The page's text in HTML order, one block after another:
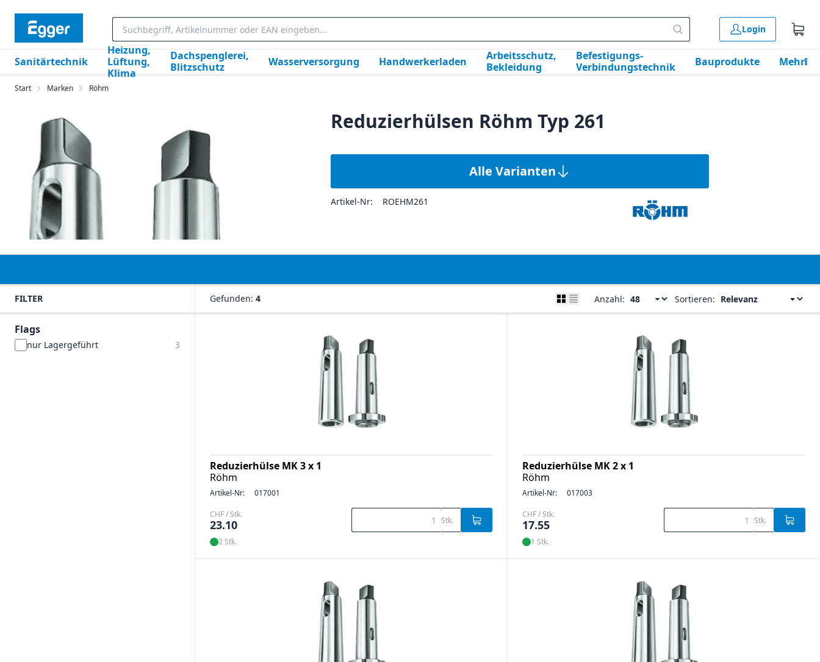
Login
Sanitärtechnik
Heizung,
Lüftung,
Klima
Dachspenglerei,
Blitzschutz
Wasserversorgung Handwerkerladen
Arbeitsschutz,
Bekleidung
Befestigungs-
Verbindungstechnik
Bauprodukte Mehr
Start Marken Röhm
Reduzierhülsen Röhm Typ 261
Alle Varianten
Artikel-Nr: ROEHM261
FILTER
Flags
nur Lagergeführt 3
Gefunden: 4 Anzahl: Sortieren:
Reduzierhülse MK 3 x 1
Röhm
Artikel-Nr: 017001
CHF / Stk.
23.10 Stk.
2 Stk.
Reduzierhülse MK 2 x 1
Röhm
Artikel-Nr: 017003
CHF / Stk.
17.55 Stk.
1 Stk.